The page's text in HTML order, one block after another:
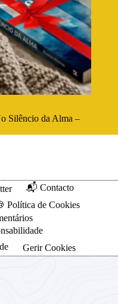
Silêncio da Alma –
📬 Contacto
Política de Cookies
Gerir Cookies